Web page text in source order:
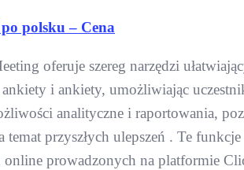
polsku – Cena
oferuje szereg narzędzi
i ankiety, umożliwiając
analityczne i raportowania,
przyszłych ulepszeń . Te
online prowadzonych na platformie